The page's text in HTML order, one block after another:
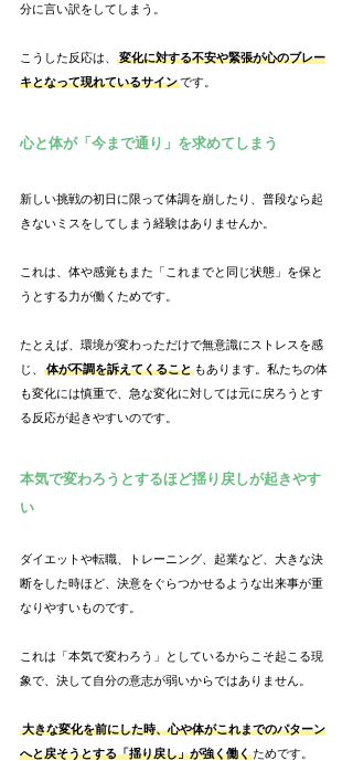
分に言い訳をしてしまう。
こうした反応は、
変化に対する不安や緊張が心のブレー
キとなって現れているサインです。
心と体が「今まで通り」を求めてしまう
新しい挑戦の初日に限って体調を崩したり、普段なら起
きないミスをしてしまう経験はありませんか。
これは、体や感覚もまた「これまでと同じ状態」を保と
うとする力が働くためです。
たとえば、環境が変わっただけで無意識にストレスを感
じ、
体が不調を訴えてくること もあります。私たちの体
も変化には慎重で、急な変化に対しては元に戻ろうとす
る反応が起きやすいのです。
本気で変わろうとするほど揺り戻しが起きやす
い
ダイエットや転職、トレーニング、起業など、大きな決
断をした時ほど、決意をぐらつかせるような出来事が重
なりやすいものです。
これは「本気で変わろう」としているからこそ起こる現
象で、決して自分の意志が弱いからではありません。
大きな変化を前にした時、心や体がこれまでのパターン
へと戻そうとする「揺り戻し」が強く働くためです。